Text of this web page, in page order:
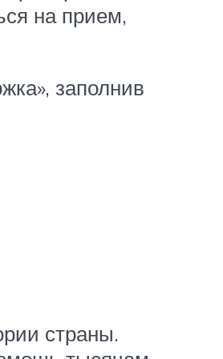
на прием,
заполнив
страны.